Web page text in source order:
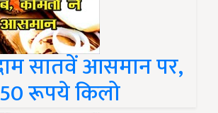
सातवें आसमान पर,
रूपये किलो